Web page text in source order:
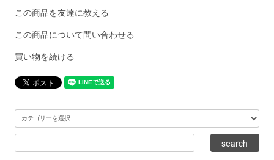
この商品を友達に教える
この商品について問い合わせる
買い物を続ける